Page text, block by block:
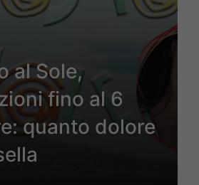
al Sole,
fino al 6
quanto dolore